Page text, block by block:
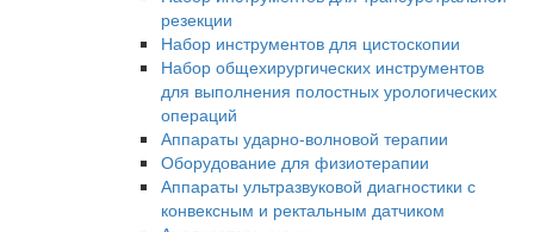
резекции
Набор инструментов для цистоскопии
Набор общехирургических инструментов
для выполнения полостных урологических
операций
Аппараты ударно-волновой терапии
Оборудование для физиотерапии
Аппараты ультразвуковой диагностики с
конвексным и ректальным датчиком